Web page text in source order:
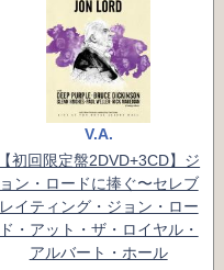
V.A.
【初回限定盤2DVD+3CD】ジ
ョン・ロードに捧ぐ〜セレブ
レイティング・ジョン・ロー
ド・アット・ザ・ロイヤル・
アルバート・ホール